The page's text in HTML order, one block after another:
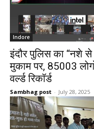
Indore
इंदौर पुलिस का “नशे से
मुकाम पर, 85003
वर्ल्ड रिकॉर्ड
Sambhag post - July 28, 2025